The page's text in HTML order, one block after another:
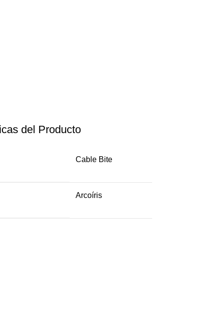
del Producto
Cable Bite
Arcoíris